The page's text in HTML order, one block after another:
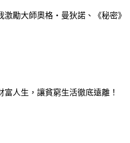
勵大師奧格‧曼狄諾、《秘密》
人生，讓貧窮生活徹底遠離！